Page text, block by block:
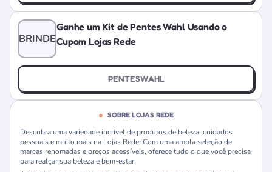
BRINDE
Ganhe um Kit de Pentes Wahl Usando o
Cupom Lojas Rede
PENTESWAHL
SOBRE LOJAS REDE
Descubra uma variedade incrível de produtos de beleza, cuidados
pessoais e muito mais na Lojas Rede. Com uma ampla seleção de
marcas renomadas e preços acessíveis, oferece tudo o que você precisa
para realçar sua beleza e bem-estar.